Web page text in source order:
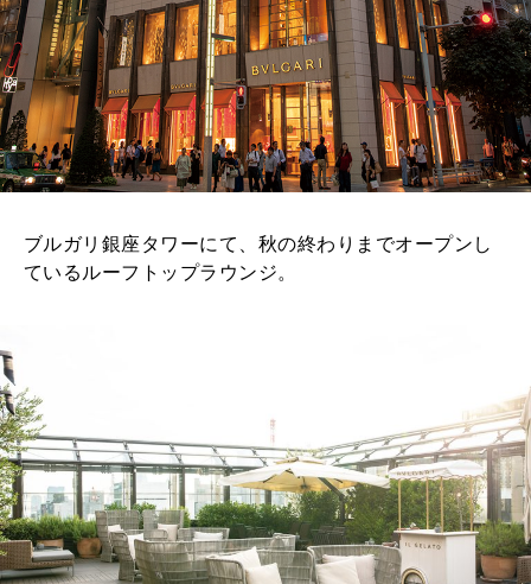
ブルガリ銀座タワーにて、秋の終わりまでオープンし
ているルーフトップラウンジ。